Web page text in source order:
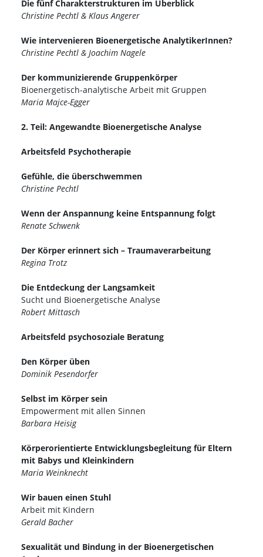
Die fünf Charakterstrukturen im Überblick
Christine Pechtl & Klaus Angerer
Wie intervenieren Bioenergetische AnalytikerInnen?
Christine Pechtl & Joachim Nagele
Der kommunizierende Gruppenkörper
Bioenergetisch-analytische Arbeit mit Gruppen
Maria Majce-Egger
2. Teil: Angewandte Bioenergetische Analyse
Arbeitsfeld Psychotherapie
Gefühle, die überschwemmen
Christine Pechtl
Wenn der Anspannung keine Entspannung folgt
Renate Schwenk
Der Körper erinnert sich – Traumaverarbeitung
Regina Trotz
Die Entdeckung der Langsamkeit
Sucht und Bioenergetische Analyse
Robert Mittasch
Arbeitsfeld psychosoziale Beratung
Den Körper üben
Dominik Pesendorfer
Selbst im Körper sein
Empowerment mit allen Sinnen
Barbara Heisig
Körperorientierte Entwicklungsbegleitung für Eltern
mit Babys und Kleinkindern
Maria Weinknecht
Wir bauen einen Stuhl
Arbeit mit Kindern
Gerald Bacher
Sexualität und Bindung in der Bioenergetischen